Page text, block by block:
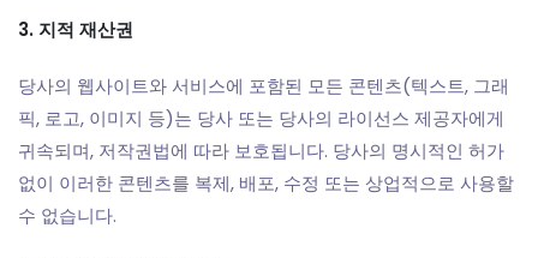
3. 지적 재산권
당사의 웹사이트와 서비스에 포함된 모든 콘텐츠(텍스트, 그래
픽, 로고, 이미지 등)는 당사 또는 당사의 라이선스 제공자에게
귀속되며, 저작권법에 따라 보호됩니다. 당사의 명시적인 허가
없이 이러한 콘텐츠를 복제, 배포, 수정 또는 상업적으로 사용할
수 없습니다.